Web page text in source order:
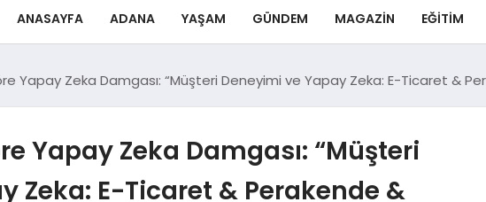
ANASAYFA ADANA YAŞAM GÜNDEM MAGAZIN EĞITIM
Yapay Zeka Damgası: “Müşteri Deneyimi ve Yapay Zeka: E-Ticaret &
Yapay Zeka Damgası: “Müşteri
Zeka: E-Ticaret & Perakende &